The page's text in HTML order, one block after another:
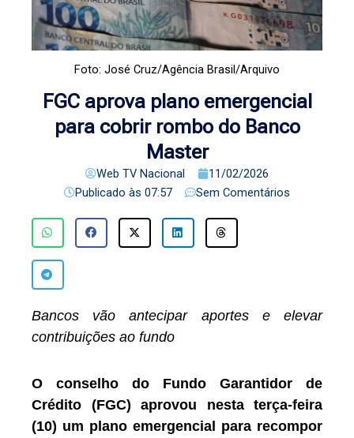
Foto: José Cruz/Agência Brasil/Arquivo
FGC aprova plano emergencial
para cobrir rombo do Banco
Master
Web TV Nacional
11/02/2026
Publicado às 07:57 Sem Comentários
Bancos vão antecipar aportes e elevar
contribuições ao fundo
O conselho do Fundo Garantidor de
Crédito (FGC) aprovou nesta terça-feira
(10) um plano emergencial para recompor